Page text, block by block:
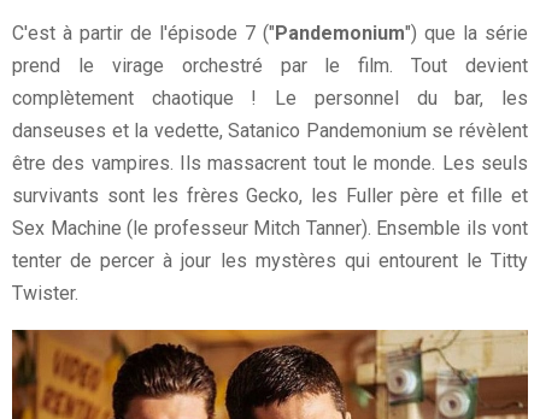
C'est à partir de l'épisode 7 (" Pandemonium") que la série
prend le virage orchestré par le film. Tout devient
complètement chaotique ! Le personnel du bar, les
danseuses et la vedette, Satanico Pandemonium se révèlent
être des vampires. Ils massacrent tout le monde. Les seuls
survivants sont les frères Gecko, les Fuller père et fille et
Sex Machine (le professeur Mitch Tanner). Ensemble ils vont
tenter de percer à jour les mystères qui entourent le Titty
Twister.